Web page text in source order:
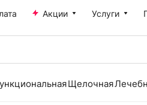
Акции Услуги
Щелочная